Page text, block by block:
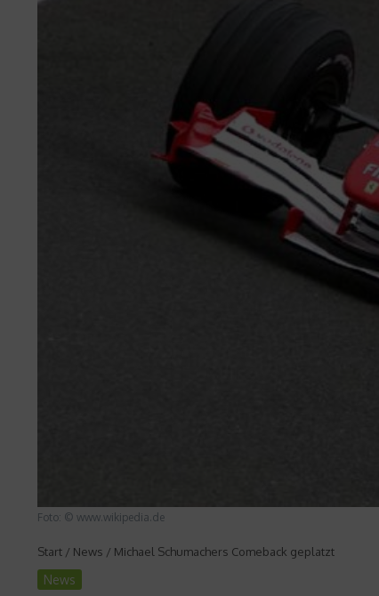
Foto: © www.wikipedia.de
Start / News / Michael Schumachers Comeback geplatzt
News